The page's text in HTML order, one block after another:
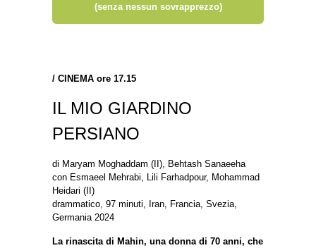
(senza nessun sovrapprezzo)
/ CINEMA ore 17.15
IL MIO GIARDINO
PERSIANO
di Maryam Moghaddam (II), Behtash Sanaeeha
con Esmaeel Mehrabi, Lili Farhadpour, Mohammad
Heidari (II)
drammatico, 97 minuti, Iran, Francia, Svezia,
Germania 2024
La rinascita di Mahin, una donna di 70 anni, che